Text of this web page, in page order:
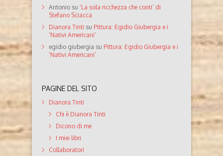
Antonio su ‘La sola ricchezza che conti’ di
Stefano Sciacca
Dianora Tinti su Pittura: Egidio Giubergia e i
‘Nativi Americani’
egidio giubergia su Pittura: Egidio Giubergia e i
‘Nativi Americani’
PAGINE DEL SITO
Dianora Tinti
Chi è Dianora Tinti
Dicono di me
I miei libri
Collaboratori